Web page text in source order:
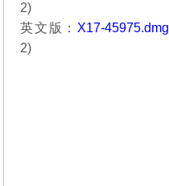
2)
英文版： X17-45975.dmg
2)